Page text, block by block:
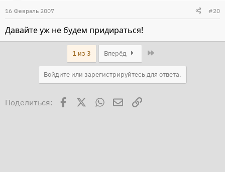
16 Февраль 2007 #20
Давайте уж не будем придираться!
1 из 3 Вперёд
Войдите или зарегистрируйтесь для ответа.
Поделиться: Facebook WhatsAppЭлектронная почта
Ссылка